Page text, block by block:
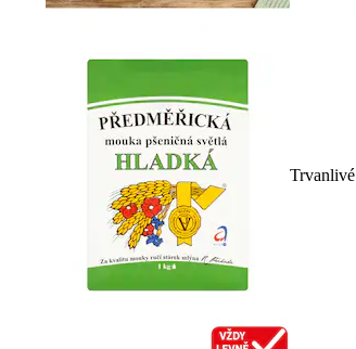
Trvanlivé